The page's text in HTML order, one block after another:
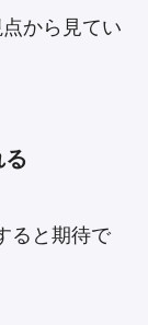
から見てい
る
ると期待で